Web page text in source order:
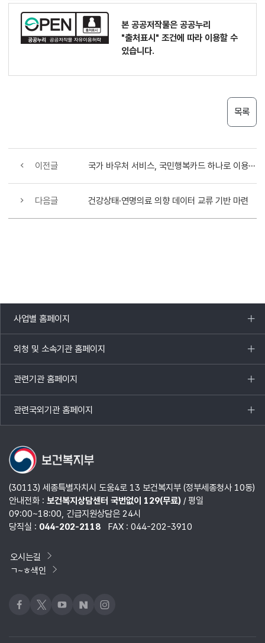
본 공공저작물은 공공누리
"출처표시" 조건에 따라 이용할 수
있습니다.
목록
이전글 국가 바우처 서비스, 국민행복카드 하나로 이용하세요!
다음글 건강상태·연명의료 의향 데이터 교류 기반 마련
사업별 홈페이지
목록
열기
외청 및 소속기관 홈페이지
목록
열기
관련기관 홈페이지
목록
열기
관련국외기관 홈페이지
목록
열기
(30113) 세종특별자치시 도움4로 13 보건복지부 (정부세종청사 10동)
안내전화 : 보건복지상담센터 국번없이 129(무료)/ 평일
09:00~18:00, 긴급지원상담은 24시
당직실 : 044-202-2118 FAX : 044-202-3910
오시는길
ㄱ~ㅎ색인
페이스북
x 유튜브네이버블로그
인스타그램